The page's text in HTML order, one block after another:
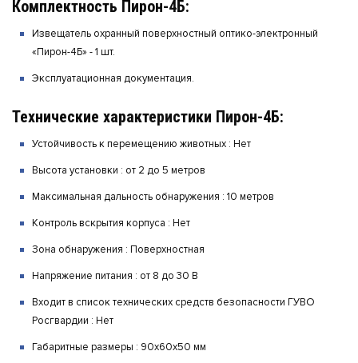
Комплектность Пирон-4Б:
Извещатель охранный поверхностный оптико-электронный
«Пирон-4Б» - 1 шт.
Эксплуатационная документация.
Технические характеристики Пирон-4Б:
Устойчивость к перемещению животных : Нет
Высота установки : от 2 до 5 метров
Максимальная дальность обнаружения : 10 метров
Контроль вскрытия корпуса : Нет
Зона обнаружения : Поверхностная
Напряжение питания : от 8 до 30 В
Входит в список технических средств безопасности ГУВО
Росгвардии : Нет
Габаритные размеры : 90х60х50 мм